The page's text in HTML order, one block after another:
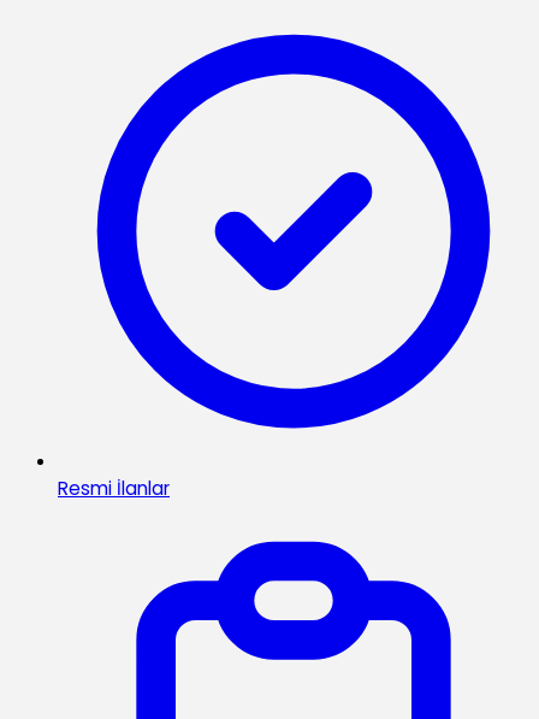
Resmi İlanlar